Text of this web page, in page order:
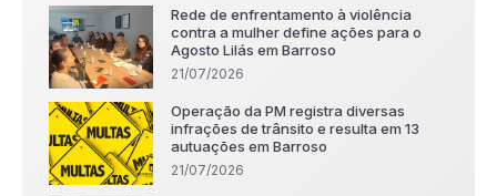
Rede de enfrentamento à violência
contra a mulher define ações para o
Agosto Lilás em Barroso
21/07/2026
Operação da PM registra diversas
infrações de trânsito e resulta em 13
autuações em Barroso
21/07/2026